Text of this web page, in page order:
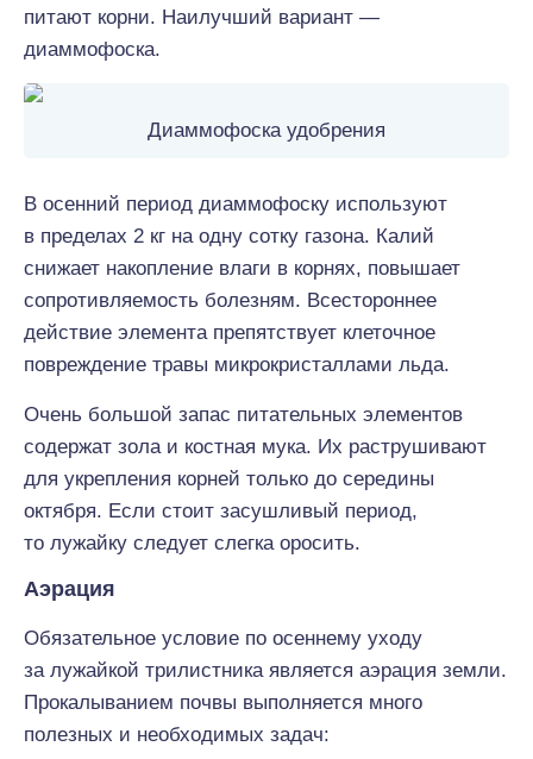
питают корни. Наилучший вариант —
диаммофоска.
Диаммофоска удобрения
В осенний период диаммофоску используют
в пределах 2 кг на одну сотку газона. Калий
снижает накопление влаги в корнях, повышает
сопротивляемость болезням. Всестороннее
действие элемента препятствует клеточное
повреждение травы микрокристаллами льда.
Очень большой запас питательных элементов
содержат зола и костная мука. Их раструшивают
для укрепления корней только до середины
октября. Если стоит засушливый период,
то лужайку следует слегка оросить.
Аэрация
Обязательное условие по осеннему уходу
за лужайкой трилистника является аэрация земли.
Прокалыванием почвы выполняется много
полезных и необходимых задач: